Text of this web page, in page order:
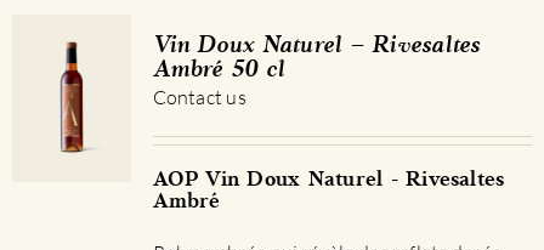
options
choisies
sur
Vin Doux Naturel – Rivesaltes
Ambré 50 cl
Contact us
AOP Vin Doux Naturel - Rivesaltes
Ambré